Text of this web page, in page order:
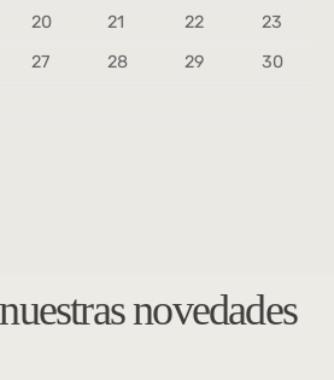
20 21 22
23
27 28 29
30
novedades